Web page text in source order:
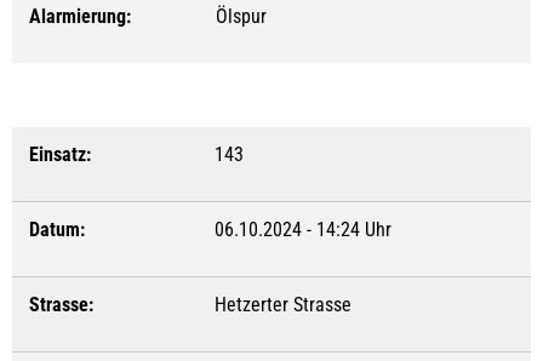
Alarmierung: Ölspur
Einsatz: 143
Datum: 06.10.2024 - 14:24 Uhr
Strasse: Hetzerter Strasse